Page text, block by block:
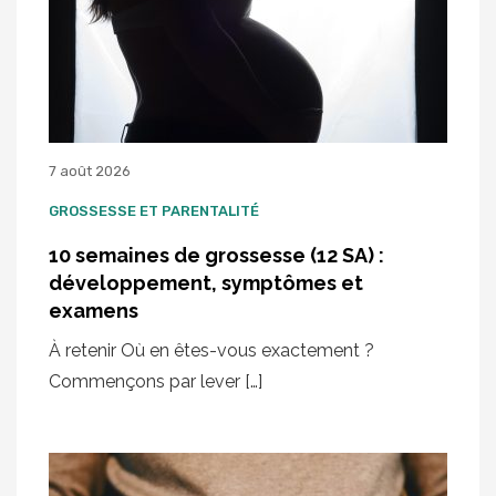
7 août 2026
GROSSESSE ET PARENTALITÉ
10 semaines de grossesse (12 SA) :
développement, symptômes et
examens
À retenir Où en êtes-vous exactement ?
Commençons par lever […]